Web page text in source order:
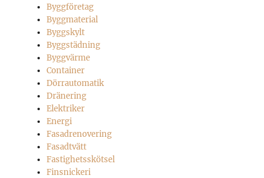
Byggföretag
Byggmaterial
Byggskylt
Byggstädning
Byggvärme
Container
Dörrautomatik
Dränering
Elektriker
Energi
Fasadrenovering
Fasadtvätt
Fastighetsskötsel
Finsnickeri